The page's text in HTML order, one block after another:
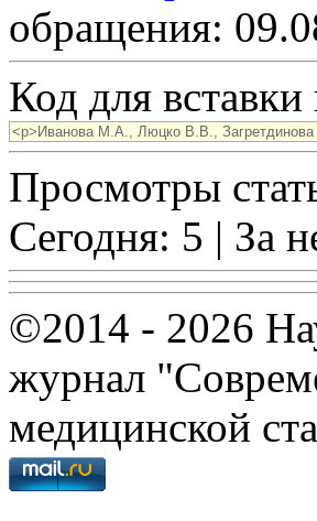
обращения:
Код для
Просмотры
Сегодня: 5 | За
©2014 - 2026
журнал
медицинской